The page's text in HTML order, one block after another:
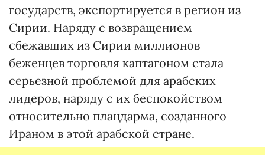
государств, экспортируется в регион из
Сирии. Наряду с возвращением
сбежавших из Сирии миллионов
беженцев торговля каптагоном стала
серьезной проблемой для арабских
лидеров, наряду с их беспокойством
относительно плацдарма, созданного
Ираном в этой арабской стране.